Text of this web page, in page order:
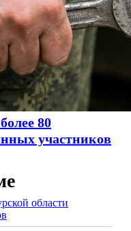
80
участников
области